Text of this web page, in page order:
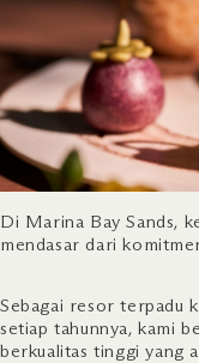
Di Marina Bay Sands,
mendasar dari
Sebagai resor terpadu
setiap tahunnya, kami
berkualitas tinggi yang